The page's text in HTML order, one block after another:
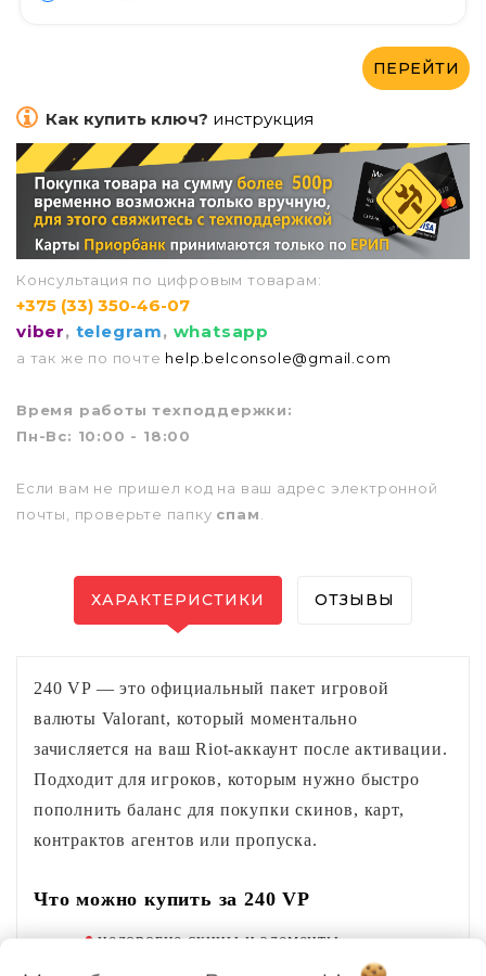
ПЕРЕЙТИ
Как купить ключ? инструкция
Консультация по цифровым товарам:
+375 (33) 350-46-07
viber, telegram, whatsapp
а так же по почте help.belconsole@gmail.com
Время работы техподдержки:
Пн-Вс: 10:00 - 18:00
Если вам не пришел код на ваш адрес электронной
почты, проверьте папку спам.
ХАРАКТЕРИСТИКИ ОТЗЫВЫ
240 VP — это официальный пакет игровой
валюты Valorant, который моментально
зачисляется на ваш Riot‑аккаунт после активации.
Подходит для игроков, которым нужно быстро
пополнить баланс для покупки скинов, карт,
контрактов агентов или пропуска.
Что можно купить за 240 VP
недорогие скины и элементы
кастомизации